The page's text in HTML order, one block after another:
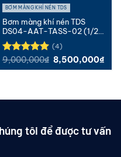
BƠM MÀNG KHÍ NÉN TDS
Bơm màng khí nén TDS
DS04-AAT-TASS-02 (1/2″,
Nhôm, Teflon)
Được xếp
hạng5.00
(4)
9,000,000₫ Giá
gốc
8,500,000₫Giá
tôi để được tư vấn